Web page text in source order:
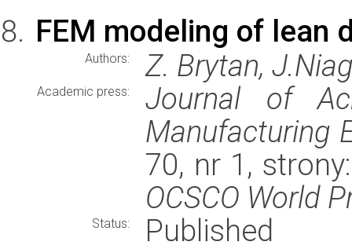
FEM modeling of lean
Authors: Z. Brytan,
Academic press:
Journal of
Manufacturing
70, nr 1,
OCSCO World
Status:
Published